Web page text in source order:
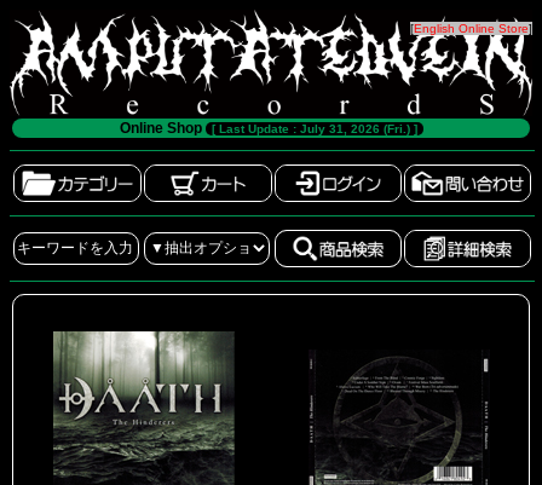
[English Online Store]
Online Shop [ Last Update : July 31, 2026 (Fri.) ]